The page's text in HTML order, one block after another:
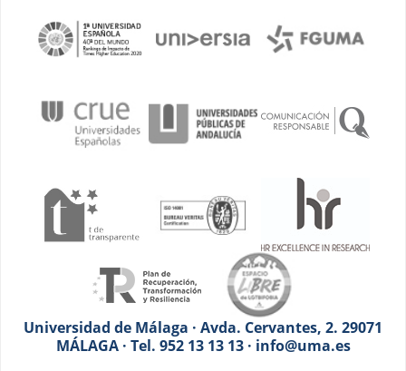
Universidad de Málaga · Avda. Cervantes, 2. 29071
MÁLAGA · Tel. 952 13 13 13 · info@uma.es